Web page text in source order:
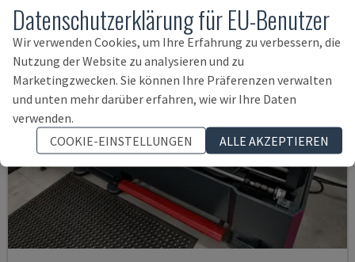
Datenschutzerklärung für EU-Benutzer
Wir verwenden Cookies, um Ihre Erfahrung zu verbessern, die
Nutzung der Website zu analysieren und zu
Marketingzwecken. Sie können Ihre Präferenzen verwalten
und unten mehr darüber erfahren, wie wir Ihre Daten
verwenden.
COOKIE-EINSTELLUNGEN
ALLE AKZEPTIEREN